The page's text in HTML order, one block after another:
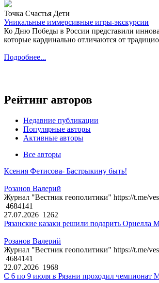
Точка Счастья Дети
Уникальные иммерсивные игры-экскурсии
Ко Дню Победы в России представили
которые кардинально отличаются от
Подробнее...
Рейтинг авторов
Недавние публикации
Популярные авторы
Активные авторы
Все авторы
Ксения Фетисова- Бастрыкину быть!
Розанов Валерий
Журнал "Вестник геополитики" https://t.me/
4684141
27.07.2026 1262
Рязанские казаки решили подарить Орнелла
Розанов Валерий
Журнал "Вестник геополитики" https://t.me/
4684141
22.07.2026 1968
С 6 по 9 июля в Рязани проходил чемпионат